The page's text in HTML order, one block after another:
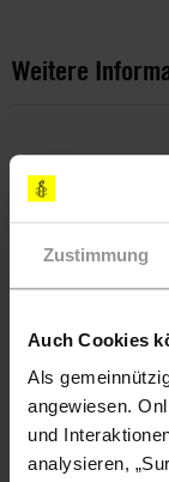
Zustimmung
Auch Cookies
Als
angewiesen.
und
analysieren,
Weitere
Länder
Türkei
Themen
Flüchtlinge &
Teile diesen